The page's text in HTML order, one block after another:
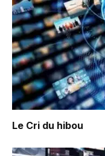
Le Cri du hibou